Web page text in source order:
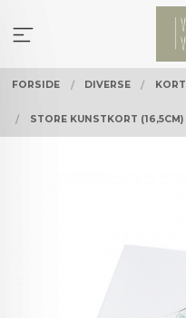
innholdet
FORSIDE DIVERSE KORT
STORE KUNSTKORT (16,5CM)